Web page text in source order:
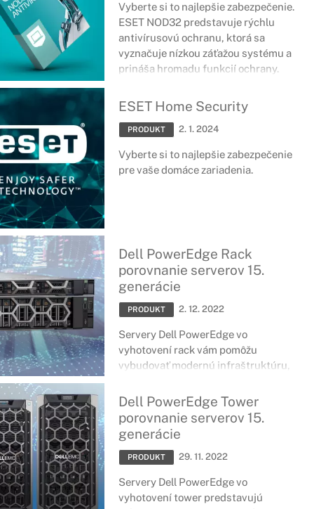
Vyberte si to najlepšie zabezpečenie.
ESET NOD32 predstavuje rýchlu
antivírusovú ochranu, ktorá sa
vyznačuje nízkou záťažou systému a
prináša hromadu funkcií ochrany.
ESET Home Security
PRODUKT 2. 1. 2024
Vyberte si to najlepšie zabezpečenie
pre vaše domáce zariadenia.
Dell PowerEdge Rack
porovnanie serverov 15.
generácie
PRODUKT 2. 12. 2022
Servery Dell PowerEdge vo
vyhotovení rack vám pomôžu
vybudovať modernú infraštruktúru,
plne podporí obchodný úspech.
Vyberte si z portfólia 1, 2 a 4-
socketových rackových serverov,
ktoré poskytujú vysokú hustotu
jadier pre vaše tradičné aplikácie,
zaťaženia. Vylepšená rýchlosť
pamäte, rýchlejšie možnosti
Dell PowerEdge Tower
porovnanie serverov 15.
generácie
PRODUKT 29. 11. 2022
Servery Dell PowerEdge vo
vyhotovení tower predstavujú